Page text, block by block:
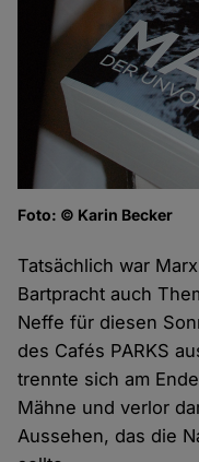
Foto: © Karin Becker
Tatsächlich war
Bartpracht auch
Neffe für diesen
des Cafés PARKS
trennte sich am
Mähne und verlor
Aussehen, das die